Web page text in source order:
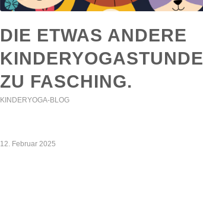
DIE ETWAS ANDERE
KINDERYOGASTUNDE
ZU FASCHING.
KINDERYOGA-BLOG
12. Februar 2025